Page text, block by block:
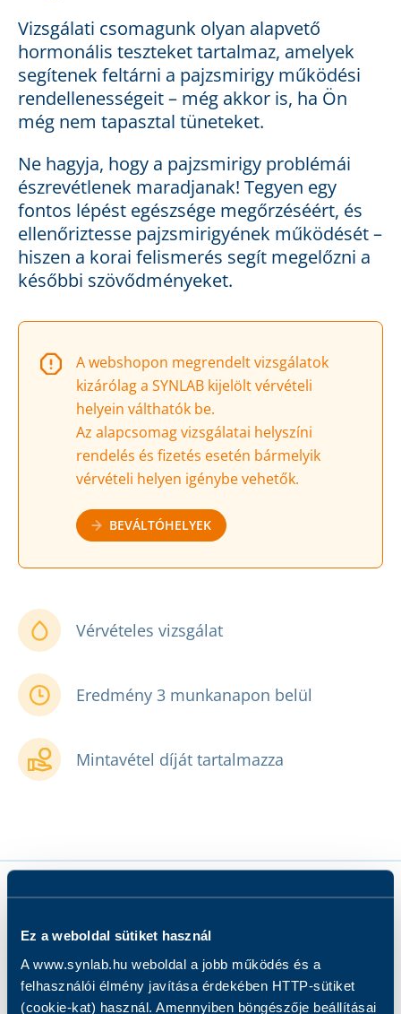
Ez a weboldal sütiket használ
A www.synlab.hu weboldal a jobb működés és a
felhasználói élmény javítása érdekében HTTP-sütiket
(cookie-kat) használ. Amennyiben böngészője beállításai
Vizsgálati csomagunk olyan alapvető
hormonális teszteket tartalmaz, amelyek
segítenek feltárni a pajzsmirigy működési
rendellenességeit – még akkor is, ha Ön
még nem tapasztal tüneteket.
Ne hagyja, hogy a pajzsmirigy problémái
észrevétlenek maradjanak! Tegyen egy
fontos lépést egészsége megőrzéséért, és
ellenőriztesse pajzsmirigyének működését –
hiszen a korai felismerés segít megelőzni a
későbbi szövődményeket.
A webshopon megrendelt vizsgálatok
kizárólag a SYNLAB kijelölt vérvételi
helyein válthatók be.
Az alapcsomag vizsgálatai helyszíni
rendelés és fizetés esetén bármelyik
vérvételi helyen igénybe vehetők.
BEVÁLTÓHELYEK
Vérvételes vizsgálat
Eredmény 3 munkanapon belül
Mintavétel díját tartalmazza
• Mit vizsgálunk?